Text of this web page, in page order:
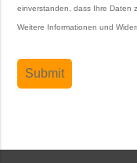
einverstanden, dass Ihre Daten
Weitere Informationen und